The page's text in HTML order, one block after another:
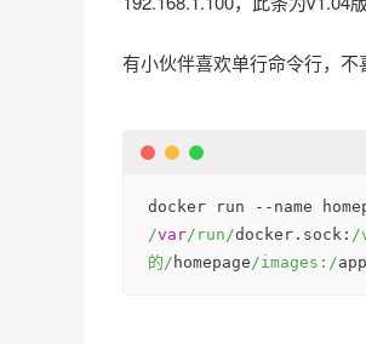
有小伙伴喜欢单行命令行，不
docker run -- name
/var/run/docker.sock: /
的/ homepage/images:/app